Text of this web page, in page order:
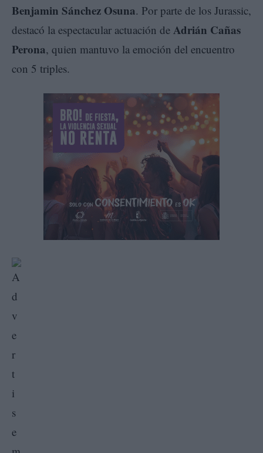
Benjamin Sánchez Osuna. Por parte de los Jurassic,
destacó la espectacular actuación de Adrián Cañas
Perona, quien mantuvo la emoción del encuentro
con 5 triples.